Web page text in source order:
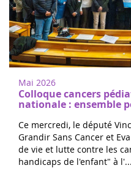
Mai 2026
Colloque cancers
nationale : ensemble
Ce mercredi, le député
Grandir Sans Cancer et
de vie et lutte contre les
handicaps de l'enfant" à l'...